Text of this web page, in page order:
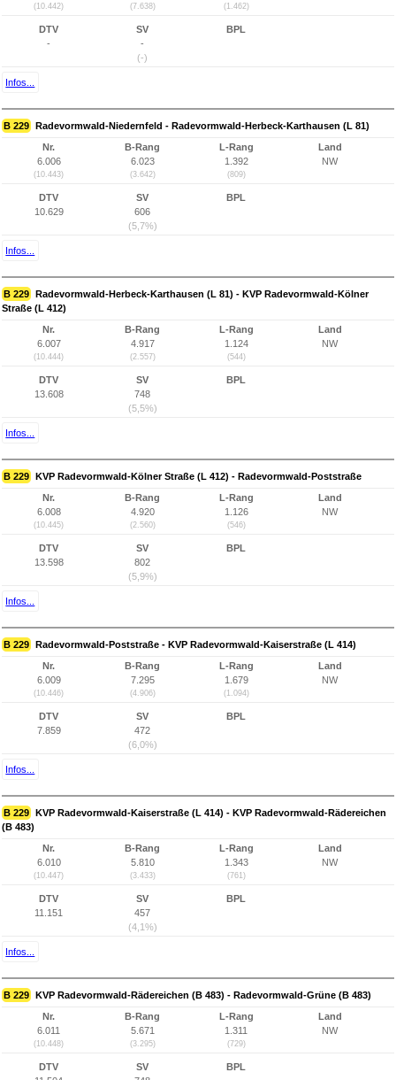
(10.442) (7.638) (1.462)
DTV
-
SV
-
(-)
BPL
Infos...
B 229 Radevormwald-Niedernfeld - Radevormwald-Herbeck-Karthausen (L 81)
Nr.
6.006
(10.443)
B-Rang
6.023
(3.642)
L-Rang
1.392
(809)
Land
NW
DTV
10.629
SV
606
(5,7%)
BPL
Infos...
B 229 Radevormwald-Herbeck-Karthausen (L 81) - KVP Radevormwald-Kölner
Straße (L 412)
Nr.
6.007
(10.444)
B-Rang
4.917
(2.557)
L-Rang
1.124
(544)
Land
NW
DTV
13.608
SV
748
(5,5%)
BPL
Infos...
B 229 KVP Radevormwald-Kölner Straße (L 412) - Radevormwald-Poststraße
Nr.
6.008
(10.445)
B-Rang
4.920
(2.560)
L-Rang
1.126
(546)
Land
NW
DTV
13.598
SV
802
(5,9%)
BPL
Infos...
B 229 Radevormwald-Poststraße - KVP Radevormwald-Kaiserstraße (L 414)
Nr.
6.009
(10.446)
B-Rang
7.295
(4.906)
L-Rang
1.679
(1.094)
Land
NW
DTV
7.859
SV
472
(6,0%)
BPL
Infos...
B 229 KVP Radevormwald-Kaiserstraße (L 414) - KVP Radevormwald-Rädereichen
(B 483)
Nr.
6.010
(10.447)
B-Rang
5.810
(3.433)
L-Rang
1.343
(761)
Land
NW
DTV
11.151
SV
457
(4,1%)
BPL
Infos...
B 229 KVP Radevormwald-Rädereichen (B 483) - Radevormwald-Grüne (B 483)
Nr.
6.011
(10.448)
B-Rang
5.671
(3.295)
L-Rang
1.311
(729)
Land
NW
DTV
SV
BPL